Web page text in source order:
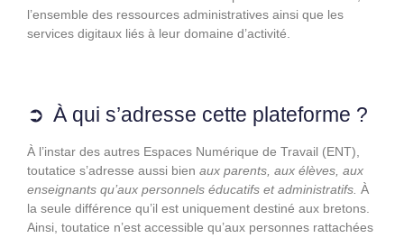
l’ensemble des ressources administratives ainsi que les
services digitaux liés à leur domaine d’activité.
À qui s’adresse cette plateforme ?
À l’instar des autres Espaces Numérique de Travail (ENT),
toutatice s’adresse aussi bien aux parents, aux élèves, aux
enseignants qu’aux personnels éducatifs et administratifs. À
la seule différence qu’il est uniquement destiné aux bretons.
Ainsi, toutatice n’est accessible qu’aux personnes rattachées